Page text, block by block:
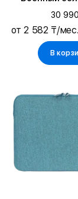
Pro 14
30
от 2 582 ₸/
В